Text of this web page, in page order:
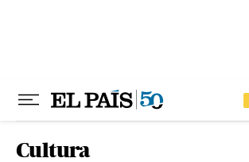
Cultura